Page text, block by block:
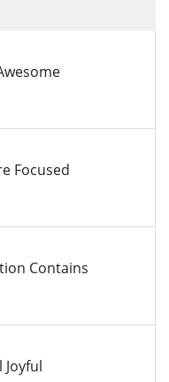
Focused
Contains